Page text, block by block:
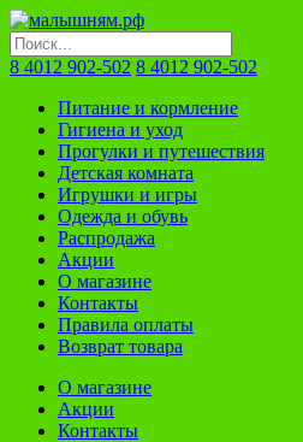
8 4012 902-502 8 4012 902-502
Питание и кормление
Гигиена и уход
Прогулки и путешествия
Детская комната
Игрушки и игры
Одежда и обувь
Распродажа
Акции
О магазине
Контакты
Правила оплаты
Возврат товара
О магазине
Акции
Контакты